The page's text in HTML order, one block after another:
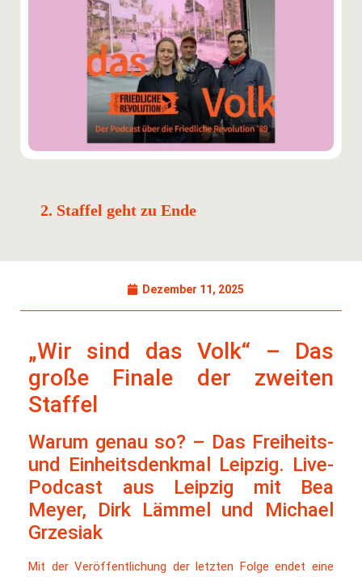
2. Staffel geht zu Ende
Dezember 11, 2025
„Wir sind das Volk“ – Das
große Finale der zweiten
Staffel
Warum genau so? – Das Freiheits-
und Einheitsdenkmal Leipzig. Live-
Podcast aus Leipzig mit Bea
Meyer, Dirk Lämmel und Michael
Grzesiak
Mit der Veröffentlichung der letzten Folge endet eine